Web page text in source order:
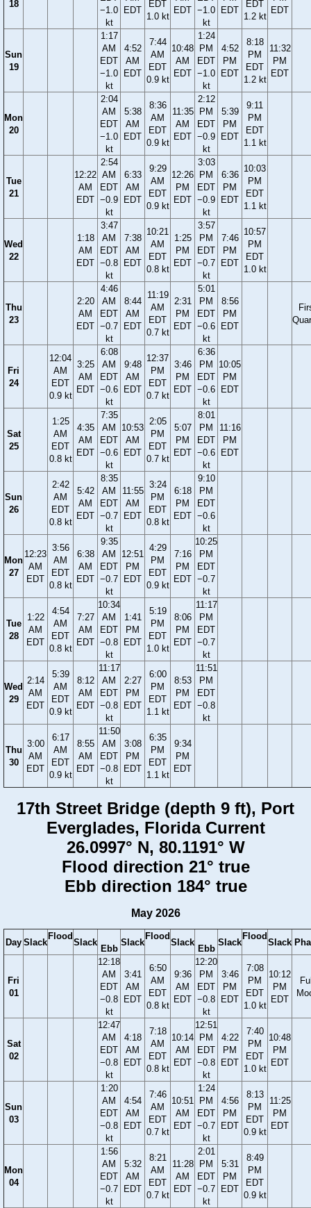
18
−1.0
kt
EDT
EDT
1.0 kt
EDT −1.0
kt
EDT
EDT
1.2 kt
EDT
Sun
19
1:17
AM
EDT
−1.0
kt
4:52
AM
EDT
7:44
AM
EDT
0.9 kt
10:48
AM
EDT
1:24
PM
EDT
−1.0
kt
4:52
PM
EDT
8:18
PM
EDT
1.2 kt
11:32
PM
EDT
Mon
20
2:04
AM
EDT
−1.0
kt
5:38
AM
EDT
8:36
AM
EDT
0.9 kt
11:35
AM
EDT
2:12
PM
EDT
−0.9
kt
5:39
PM
EDT
9:11
PM
EDT
1.1 kt
Tue
21
12:22
AM
EDT
2:54
AM
EDT
−0.9
kt
6:33
AM
EDT
9:29
AM
EDT
0.9 kt
12:26
PM
EDT
3:03
PM
EDT
−0.9
kt
6:36
PM
EDT
10:03
PM
EDT
1.1 kt
Wed
22
1:18
AM
EDT
3:47
AM
EDT
−0.8
kt
7:38
AM
EDT
10:21
AM
EDT
0.8 kt
1:25
PM
EDT
3:57
PM
EDT
−0.7
kt
7:46
PM
EDT
10:57
PM
EDT
1.0 kt
Thu
23
2:20
AM
EDT
4:46
AM
EDT
−0.7
kt
8:44
AM
EDT
11:19
AM
EDT
0.7 kt
2:31
PM
EDT
5:01
PM
EDT
−0.6
kt
8:56
PM
EDT
Fri
24
12:04
AM
EDT
0.9 kt
3:25
AM
EDT
6:08
AM
EDT
−0.6
kt
9:48
AM
EDT
12:37
PM
EDT
0.7 kt
3:46
PM
EDT
6:36
PM
EDT
−0.6
kt
10:05
PM
EDT
Sat
25
1:25
AM
EDT
0.8 kt
4:35
AM
EDT
7:35
AM
EDT
−0.6
kt
10:53
AM
EDT
2:05
PM
EDT
0.7 kt
5:07
PM
EDT
8:01
PM
EDT
−0.6
kt
11:16
PM
EDT
Sun
26
2:42
AM
EDT
0.8 kt
5:42
AM
EDT
8:35
AM
EDT
−0.7
kt
11:55
AM
EDT
3:24
PM
EDT
0.8 kt
6:18
PM
EDT
9:10
PM
EDT
−0.6
kt
Mon
27
12:23
AM
EDT
3:56
AM
EDT
0.8 kt
6:38
AM
EDT
9:35
AM
EDT
−0.7
kt
12:51
PM
EDT
4:29
PM
EDT
0.9 kt
7:16
PM
EDT
10:25
PM
EDT
−0.7
kt
Tue
28
1:22
AM
EDT
4:54
AM
EDT
0.8 kt
7:27
AM
EDT
10:34
AM
EDT
−0.8
kt
1:41
PM
EDT
5:19
PM
EDT
1.0 kt
8:06
PM
EDT
11:17
PM
EDT
−0.7
kt
Wed
29
2:14
AM
EDT
5:39
AM
EDT
0.9 kt
8:12
AM
EDT
11:17
AM
EDT
−0.8
kt
2:27
PM
EDT
6:00
PM
EDT
1.1 kt
8:53
PM
EDT
11:51
PM
EDT
−0.8
kt
Thu
30
3:00
AM
EDT
6:17
AM
EDT
0.9 kt
8:55
AM
EDT
11:50
AM
EDT
−0.8
kt
3:08
PM
EDT
6:35
PM
EDT
1.1 kt
9:34
PM
EDT
17th Street Bridge (depth 9 ft), Port
Everglades, Florida Current
26.0997° N, 80.1191° W
Flood direction 21° true
Ebb direction 184° true
May 2026
Day Slack
Flood
Slack
Ebb
Slack
Flood
Slack
Ebb
Slack
Flood
Slack
Fri
01
12:18
AM
EDT
−0.8
kt
3:41
AM
EDT
6:50
AM
EDT
0.8 kt
9:36
AM
EDT
12:20
PM
EDT
−0.8
kt
3:46
PM
EDT
7:08
PM
EDT
1.0 kt
10:12
PM
EDT
Sat
02
12:47
AM
EDT
−0.8
kt
4:18
AM
EDT
7:18
AM
EDT
0.8 kt
10:14
AM
EDT
12:51
PM
EDT
−0.8
kt
4:22
PM
EDT
7:40
PM
EDT
1.0 kt
10:48
PM
EDT
Sun
03
1:20
AM
EDT
−0.8
kt
4:54
AM
EDT
7:46
AM
EDT
0.7 kt
10:51
AM
EDT
1:24
PM
EDT
−0.7
kt
4:56
PM
EDT
8:13
PM
EDT
0.9 kt
11:25
PM
EDT
Mon
04
1:56
AM
EDT
−0.7
kt
5:32
AM
EDT
8:21
AM
EDT
0.7 kt
11:28
AM
EDT
2:01
PM
EDT
−0.7
kt
5:31
PM
EDT
8:49
PM
EDT
0.9 kt